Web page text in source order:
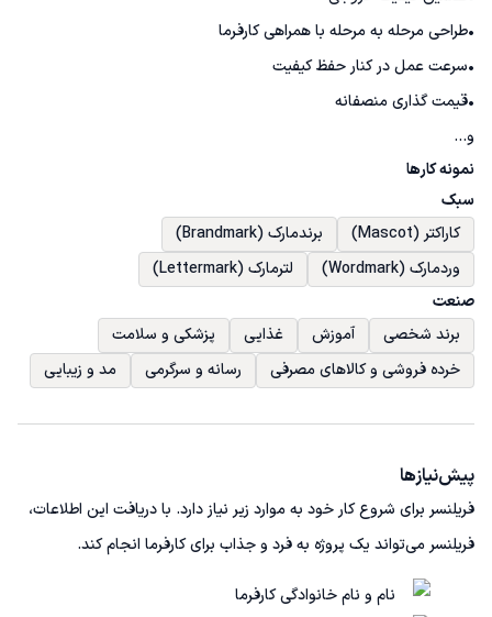
و...
نمونه کارها
سبک
کاراکتر (Mascot)
برندمارک (Brandmark)
وردمارک (Wordmark)
لترمارک (Lettermark)
صنعت
برند شخصی
آموزش غذایی
پزشکی و سلامت
خرده فروشی و کالاهای مصرفی
رسانه و سرگرمی مد و زیبایی
پیش‌نیاز‌ها
فریلنسر برای شروع کار خود به موارد زیر نیاز دارد. با دریافت این اطلاعات،
فریلنسر می‌تواند یک پروژه به فرد و جذاب برای کارفرما انجام کند.
نام و نام خانوادگی کارفرما